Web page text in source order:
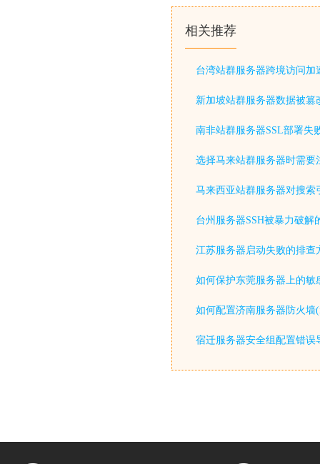
相关推荐
台湾站群服务器跨境访问加
新加坡站群服务器数据被篡
南非站群服务器SSL部署失
选择马来站群服务器时需要
马来西亚站群服务器对搜索
台州服务器SSH被暴力破解
江苏服务器启动失败的排查
如何保护东莞服务器上的敏
如何配置济南服务器防火墙
宿迁服务器安全组配置错误